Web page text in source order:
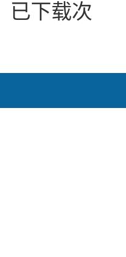
已下载次